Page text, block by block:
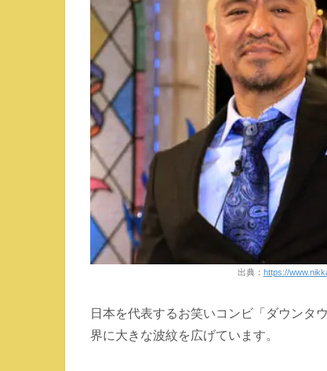
出典： https://
日本を代表するお笑いコンビ「ダウンタ
界に大きな波紋を広げています。